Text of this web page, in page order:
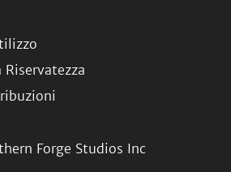
Forge Studios Inc